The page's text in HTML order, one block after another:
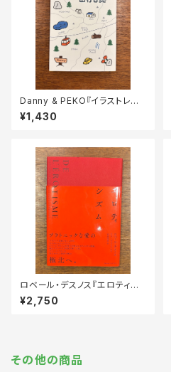
Danny & PEKO『イラストレー
ター2人の山行日誌』
¥1,430
ロベール・デスノス『エロティシ
ズム』
¥2,750
その他の商品